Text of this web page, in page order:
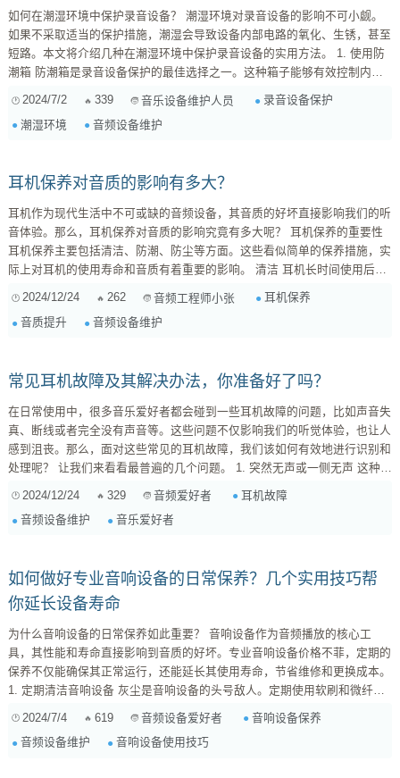
如何在潮湿环境中保护录音设备？ 潮湿环境对录音设备的影响不可小觑。
如果不采取适当的保护措施，潮湿会导致设备内部电路的氧化、生锈，甚至
短路。本文将介绍几种在潮湿环境中保护录音设备的实用方法。 1. 使用防
潮箱 防潮箱是录音设备保护的最佳选择之一。这种箱子能够有效控制内部
湿度，防止设备受潮。购买防潮箱时，建议选择带有湿度显示器和调节功能
的型号，以便实时监控箱内湿度。 2. 使用干燥剂 在设备存放箱中放置干燥
剂是一个简单而有效的方法。硅胶干燥剂是较为常见的选择，可以多次使
2024/7/2 339 音乐设备维护人员
录音设备保护
潮湿环境
音频设备维护
耳机保养对音质的影响有多大？
耳机作为现代生活中不可或缺的音频设备，其音质的好坏直接影响我们的听
音体验。那么，耳机保养对音质的影响究竟有多大呢？ 耳机保养的重要性
耳机保养主要包括清洁、防潮、防尘等方面。这些看似简单的保养措施，实
际上对耳机的使用寿命和音质有着重要的影响。 清洁 耳机长时间使用后，
耳塞和线材上会积累灰尘和污垢，这些污垢会影响耳机振膜的振动，从而降
低音质。定期清洁耳机可以去除这些污垢，保证音质不受影响。 防潮 耳机
受潮后，内部电路和元件容易生锈，导致音质下降甚至损坏。因此，耳机需
2024/12/24 262 音频工程师小张
耳机保养
音质提升
音频设备维护
常见耳机故障及其解决办法，你准备好了吗？
在日常使用中，很多音乐爱好者都会碰到一些耳机故障的问题，比如声音失
真、断线或者完全没有声音等。这些问题不仅影响我们的听觉体验，也让人
感到沮丧。那么，面对这些常见的耳机故障，我们该如何有效地进行识别和
处理呢？ 让我们来看看最普遍的几个问题。 1. 突然无声或一侧无声 这种情
干净。如果更换了插口后依然没有声音，那么可能是内部线路出现了问题。
在这种情况下，可以尝试轻轻晃动电缆，看能否恢复声音。如果确实有线断
2024/12/24 329 音频爱好者
耳机故障
音频设备维护
音乐爱好者
如何做好专业音响设备的日常保养？几个实用技巧帮
你延长设备寿命
为什么音响设备的日常保养如此重要？ 音响设备作为音频播放的核心工
具，其性能和寿命直接影响到音质的好坏。专业音响设备价格不菲，定期的
保养不仅能确保其正常运行，还能延长其使用寿命，节省维修和更换成本。
1. 定期清洁音响设备 灰尘是音响设备的头号敌人。定期使用软刷和微纤维
接触不良。切勿使用含有酒精或腐蚀性的清洁剂，以免损坏设备外壳和内部
元件。 2. 避免过度潮湿和高温环境 音响设备对环境温度和湿度有一定的要
2024/7/4 619 音频设备爱好者
音响设备保养
音频设备维护
音响设备使用技巧